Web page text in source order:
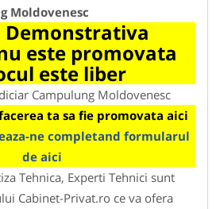
Moldovenesc
Demonstrativa
este promovata
este liber
Campulung Moldovenesc
ta sa fie promovata aici
ne completand formularul
de aici
Tehnica, Experti Tehnici sunt
Cabinet-Privat.ro ce va ofera